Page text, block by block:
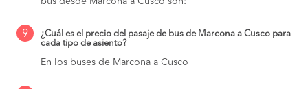
9
¿Cuál es el precio del pasaje de bus de Marcona a Cusco para
cada tipo de asiento?
En los buses de Marcona a Cusco